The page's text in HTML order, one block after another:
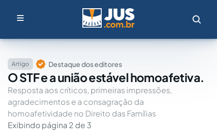
Artigo Destaque dos editores
O STF e a união estável homoafetiva.
Resposta aos críticos, primeiras impressões,
agradecimentos e a consagração da
homoafetividade no Direito das Famílias
Exibindo página 2 de 3